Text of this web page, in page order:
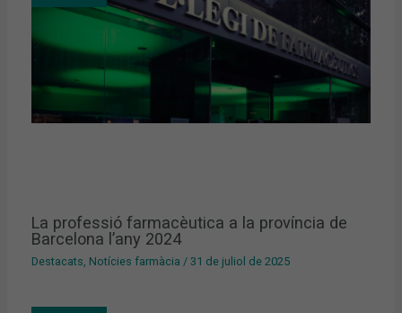
La professió farmacèutica a la província de
Barcelona l’any 2024
Destacats, Notícies farmàcia /31 de juliol de 2025